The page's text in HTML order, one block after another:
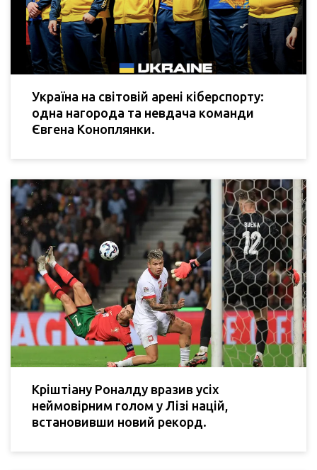
Україна на світовій арені кіберспорту:
одна нагорода та невдача команди
Євгена Коноплянки.
Кріштіану Роналду вразив усіх
неймовірним голом у Лізі націй,
встановивши новий рекорд.